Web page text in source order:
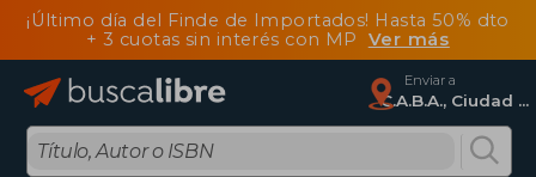
¡Último día del Finde de Importados! Hasta 50% dto
+ 3 cuotas sin interés con MP Ver más
Enviar a
C.A.B.A., Ciudad Autónoma De Buenos Aires